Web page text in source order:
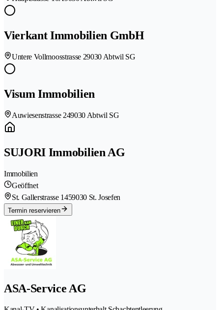
Vierkant Immobilien GmbH
Untere Vollmoosstrasse 29030 Abtwil SG
Visum Immobilien
Auwiesenstrasse 249030 Abtwil SG
SUJORI Immobilien AG
Immobilien
Geöffnet
St. Gallerstrasse 1459030 St. Josefen
Termin reservieren
ASA-Service AG